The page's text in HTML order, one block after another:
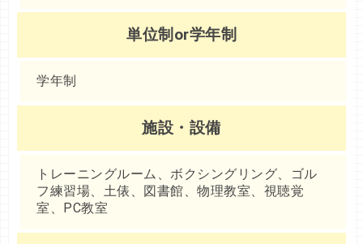
単位制or学年制
学年制
施設・設備
トレーニングルーム、ボクシングリング、ゴル
フ練習場、土俵、図書館、物理教室、視聴覚
室、PC教室